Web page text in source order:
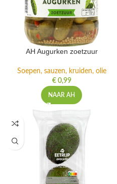
AH Augurken zoetzuur
Soepen, sauzen, kruiden, olie
€0,99
NAAR AH